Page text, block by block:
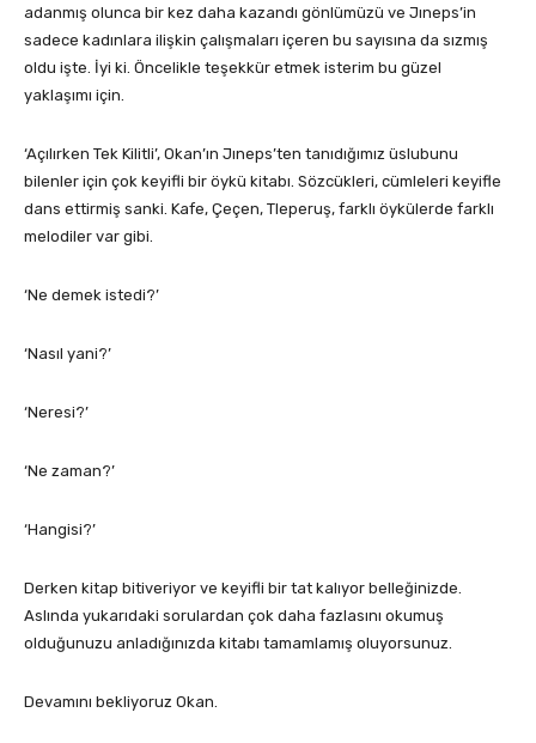
adanmış olunca bir kez daha kazandı gönlümüzü ve Jıneps’in
sadece kadınlara ilişkin çalışmaları içeren bu sayısına da sızmış
oldu işte. İyi ki. Öncelikle teşekkür etmek isterim bu güzel
yaklaşımı için.
‘Açılırken Tek Kilitli’, Okan’ın Jıneps’ten tanıdığımız üslubunu
bilenler için çok keyifli bir öykü kitabı. Sözcükleri, cümleleri keyifle
dans ettirmiş sanki. Kafe, Çeçen, Tleperuş, farklı öykülerde farklı
melodiler var gibi.
‘Ne demek istedi?’
‘Nasıl yani?’
‘Neresi?’
‘Ne zaman?’
‘Hangisi?’
Derken kitap bitiveriyor ve keyifli bir tat kalıyor belleğinizde.
Aslında yukarıdaki sorulardan çok daha fazlasını okumuş
olduğunuzu anladığınızda kitabı tamamlamış oluyorsunuz.
Devamını bekliyoruz Okan.